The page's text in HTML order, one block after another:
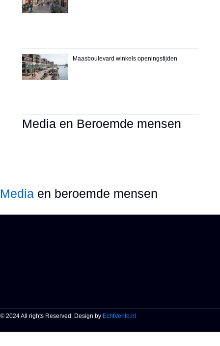
Maasboulevard winkels openingstijden
Media en Beroemde mensen
Media en beroemde mensen
© 2024 All rights Reserved. Design by EchtVenlo.nl